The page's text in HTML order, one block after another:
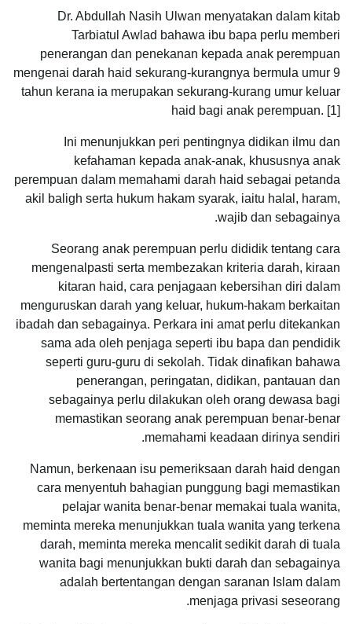
Dr. Abdullah Nasih Ulwan menyatakan dalam kitab
Tarbiatul Awlad bahawa ibu bapa perlu memberi
penerangan dan penekanan kepada anak perempuan
mengenai darah haid sekurang-kurangnya bermula umur 9
tahun kerana ia merupakan sekurang-kurang umur keluar
haid bagi anak perempuan. [1]
Ini menunjukkan peri pentingnya didikan ilmu dan
kefahaman kepada anak-anak, khususnya anak
perempuan dalam memahami darah haid sebagai petanda
akil baligh serta hukum hakam syarak, iaitu halal, haram,
wajib dan sebagainya.
Seorang anak perempuan perlu dididik tentang cara
mengenalpasti serta membezakan kriteria darah, kiraan
kitaran haid, cara penjagaan kebersihan diri dalam
menguruskan darah yang keluar, hukum-hakam berkaitan
ibadah dan sebagainya. Perkara ini amat perlu ditekankan
sama ada oleh penjaga seperti ibu bapa dan pendidik
seperti guru-guru di sekolah. Tidak dinafikan bahawa
penerangan, peringatan, didikan, pantauan dan
sebagainya perlu dilakukan oleh orang dewasa bagi
memastikan seorang anak perempuan benar-benar
memahami keadaan dirinya sendiri.
Namun, berkenaan isu pemeriksaan darah haid dengan
cara menyentuh bahagian punggung bagi memastikan
pelajar wanita benar-benar memakai tuala wanita,
meminta mereka menunjukkan tuala wanita yang terkena
darah, meminta mereka mencalit sedikit darah di tuala
wanita bagi menunjukkan bukti darah dan sebagainya
adalah bertentangan dengan saranan Islam dalam
menjaga privasi seseorang.